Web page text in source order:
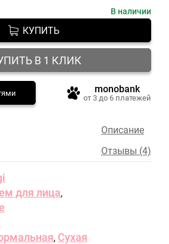
В наличии
КУПИТЬ
В 1 КЛИК
monobank
от 3 до 6 платежей
Описание
Отзывы (4)
для лица,
, Сухая